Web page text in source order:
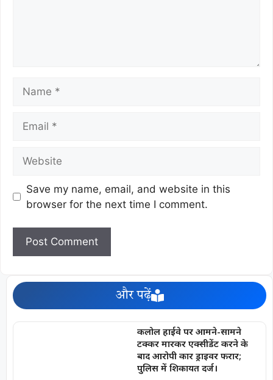
Save my name, email, and website in this
browser for the next time I comment.
और पढ़ें
कलोल हाईवे पर आमने-सामने
टक्कर मारकर एक्सीडेंट करने के
बाद आरोपी कार ड्राइवर फरार;
पुलिस में शिकायत दर्ज।